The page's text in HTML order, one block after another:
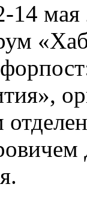
14